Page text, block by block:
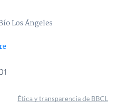
Los Ángeles
Ética y transparencia de BBCL